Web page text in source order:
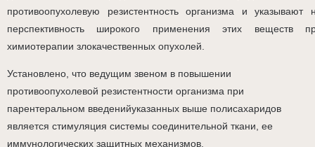
противоопухолевую резистентность организма и указывают
перспективность широкого применения этих веществ
химиотерапии злокачественных опухолей.
Установлено, что ведущим звеном в повышении
противоопухолевой резистентности организма при
парентеральном введенийуказанных выше полисахаридов
является стимуляция системы соединительной ткани, ее
иммунологических защитных механизмов.